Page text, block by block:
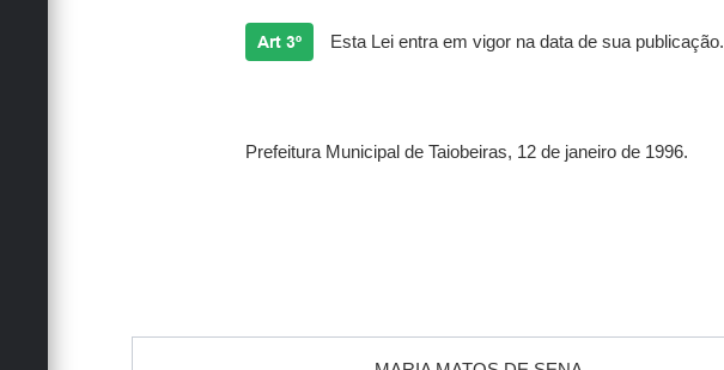
Art 3º Esta Lei entra em vigor na data de sua publicação.
Prefeitura Municipal de Taiobeiras, 12 de janeiro de 1996.